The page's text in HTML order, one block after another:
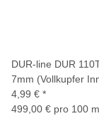
DUR-line DUR
7mm (Vollkupfer
4,99 € *
499,00 € pro 100 m